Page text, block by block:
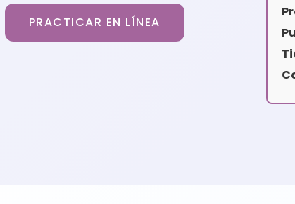
PRACTICAR EN LÍNEA